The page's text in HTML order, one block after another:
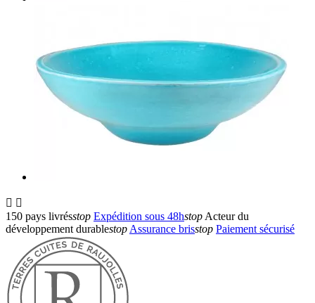
 
150 pays livrésstop Expédition sous 48hstop Acteur du
développement durablestop Assurance brisstop Paiement sécurisé